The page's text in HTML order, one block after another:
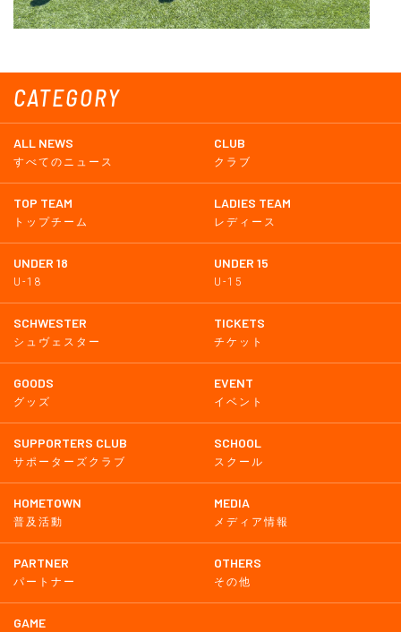
CATEGORY
ALL NEWS
すべてのニュース
CLUB
クラブ
TOP TEAM
トップチーム
LADIES TEAM
レディース
UNDER 18
U-18
UNDER 15
U-15
SCHWESTER
シュヴェスター
TICKETS
チケット
GOODS
グッズ
EVENT
イベント
SUPPORTERS CLUB
サポーターズクラブ
SCHOOL
スクール
HOMETOWN
普及活動
MEDIA
メディア情報
PARTNER
パートナー
OTHERS
その他
GAME